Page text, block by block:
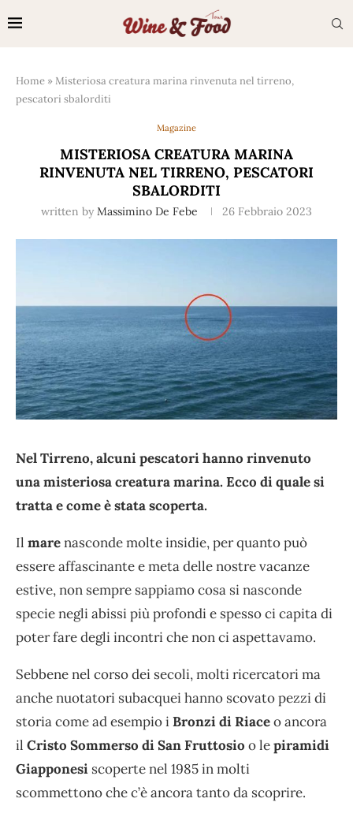
Home »Misteriosa creatura marina rinvenuta nel tirreno,
pescatori sbalorditi
Magazine
MISTERIOSA CREATURA MARINA
RINVENUTA NEL TIRRENO, PESCATORI
SBALORDITI
written by Massimino De Febe 26 Febbraio 2023
Nel Tirreno, alcuni pescatori hanno rinvenuto
una misteriosa creatura marina. Ecco di quale si
tratta e come è stata scoperta.
Il marenasconde molte insidie, per quanto può
essere affascinante e meta delle nostre vacanze
estive, non sempre sappiamo cosa si nasconde
specie negli abissi più profondi e spesso ci capita di
poter fare degli incontri che non ci aspettavamo.
Sebbene nel corso dei secoli, molti ricercatori ma
anche nuotatori subacquei hanno scovato pezzi di
storia come ad esempio iBronzi di Riaceo ancora
il Cristo Sommerso di San Fruttosio o lepiramidi
Giapponesi scoperte nel 1985 in molti
scommettono che c’è ancora tanto da scoprire.